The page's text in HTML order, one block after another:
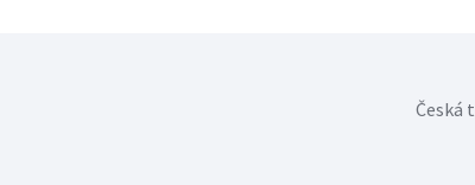
Česká